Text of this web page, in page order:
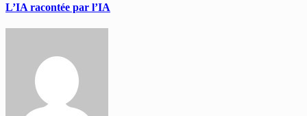
L’IA racontée par l’IA